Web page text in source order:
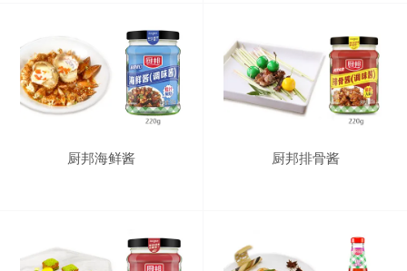
厨邦海鲜酱 厨邦排骨酱